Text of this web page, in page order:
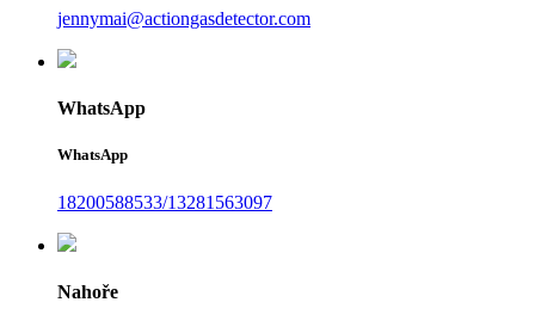
jennymai@actiongasdetector.com
WhatsApp
WhatsApp
18200588533/13281563097
Nahoře